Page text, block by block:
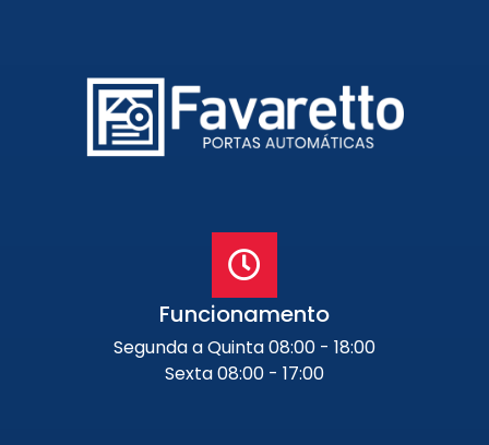
Funcionamento
Segunda a Quinta 08:00 - 18:00
Sexta 08:00 - 17:00